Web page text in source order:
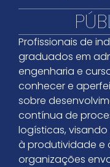
Profissionais de
graduados em
engenharia e
conhecer e
sobre
contínua de
logísticas,
à produtividade e
organizações